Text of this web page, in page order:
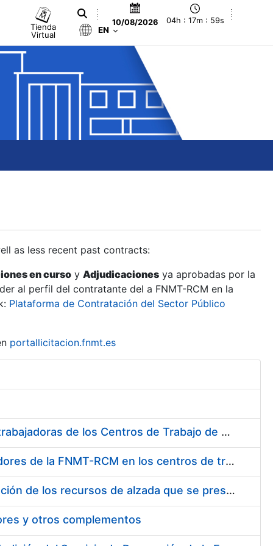
Tienda
Virtual
10/08/2026 04h : 17m : 59s
EN
as less recent past contracts:
en curso y Adjudicaciones ya aprobadas por la
al perfil del contratante del a FNMT-RCM en la
Plataforma de Contratación del Sector Público
portallicitacion.fnmt.es
Suministro de Protectores Auditivos a medida para las personas trabajadoras de los Centros de Trabajo de Madrid y Burgos
Suministro de gafas graduadas antiproyecciones para los trabajadores de la FNMT-RCM en los centros de trabajo de Madrid y Burgos
Servicios de una empresa externa para el asesoramiento y resolución de los recursos de alzada que se presentan relacionados con procesos de selección para la FNMT-RCM
y otros complementos